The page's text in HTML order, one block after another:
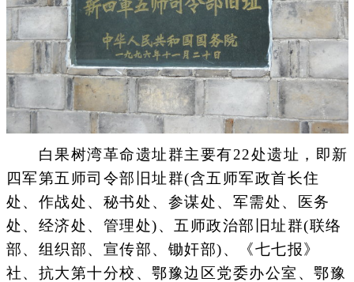
白果树湾革命遗址群主要有22处遗址，即新
四军第五师司令部旧址群(含五师军政首长住
处、作战处、秘书处、参谋处、军需处、医务
处、经济处、管理处)、五师政治部旧址群(联络
部、组织部、宣传部、锄奸部)、《七七报》
社、抗大第十分校、鄂豫边区党委办公室、鄂豫